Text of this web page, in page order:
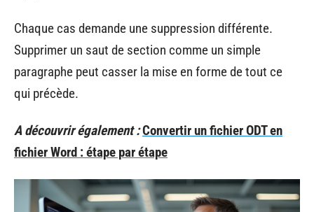
Chaque cas demande une suppression différente.
Supprimer un saut de section comme un simple
paragraphe peut casser la mise en forme de tout ce
qui précède.
A découvrir également :Convertir un fichier ODT en
fichier Word : étape par étape